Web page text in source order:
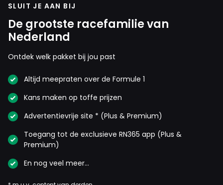
SLUIT JE AAN BIJ
De grootste racefamilie van
Nederland
Ontdek welk pakket bij jou past
Altijd meepraten over de Formule 1
Kans maken op toffe prijzen
Advertentievrije site * (Plus & Premium)
Toegang tot de exclusieve RN365 app (Plus &
Premium)
En nog veel meer…